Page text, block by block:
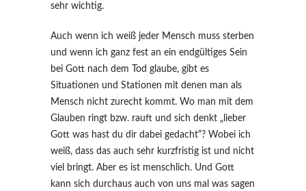
sehr wichtig.
Auch wenn ich weiß jeder Mensch muss sterben
und wenn ich ganz fest an ein endgültiges Sein
bei Gott nach dem Tod glaube, gibt es
Situationen und Stationen mit denen man als
Mensch nicht zurecht kommt. Wo man mit dem
Glauben ringt bzw. rauft und sich denkt „lieber
Gott was hast du dir dabei gedacht“? Wobei ich
weiß, dass das auch sehr kurzfristig ist und nicht
viel bringt. Aber es ist menschlich. Und Gott
kann sich durchaus auch von uns mal was sagen